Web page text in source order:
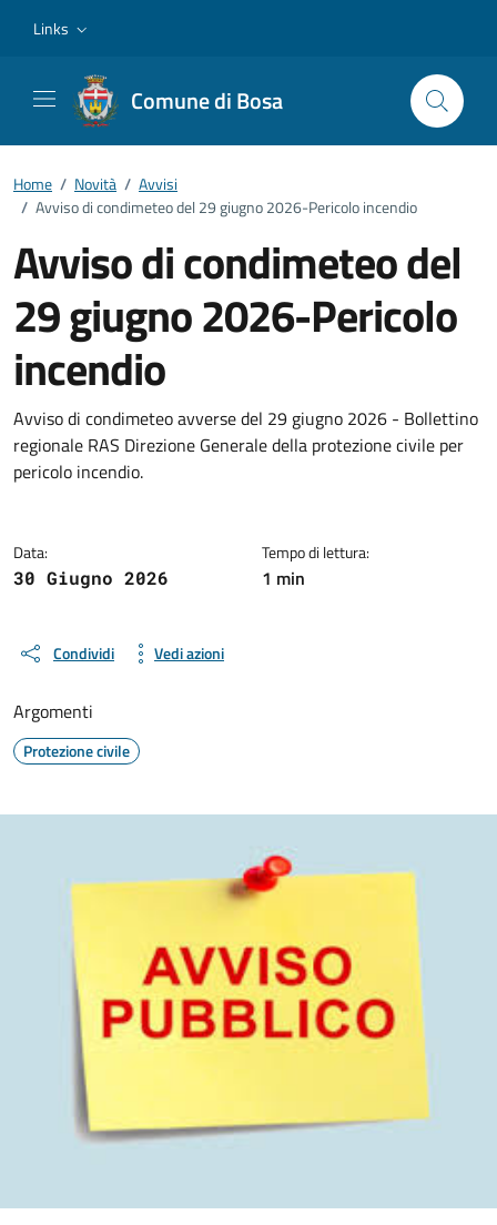
Links
Comune di Bosa
Home / Novità / Avvisi
/ Avviso di condimeteo del 29 giugno 2026-Pericolo incendio
Avviso di condimeteo del
29 giugno 2026-Pericolo
incendio
Dettagli della notizia
Avviso di condimeteo avverse del 29 giugno 2026 - Bollettino
regionale RAS Direzione Generale della protezione civile per
pericolo incendio.
Data:
30 Giugno 2026
Tempo di lettura:
1 min
Condividi Vedi azioni
Argomenti
Protezione civile